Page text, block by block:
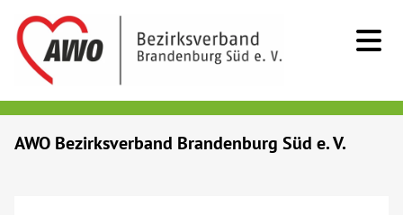
AWO Bezirksverband Brandenburg Süd e. V.